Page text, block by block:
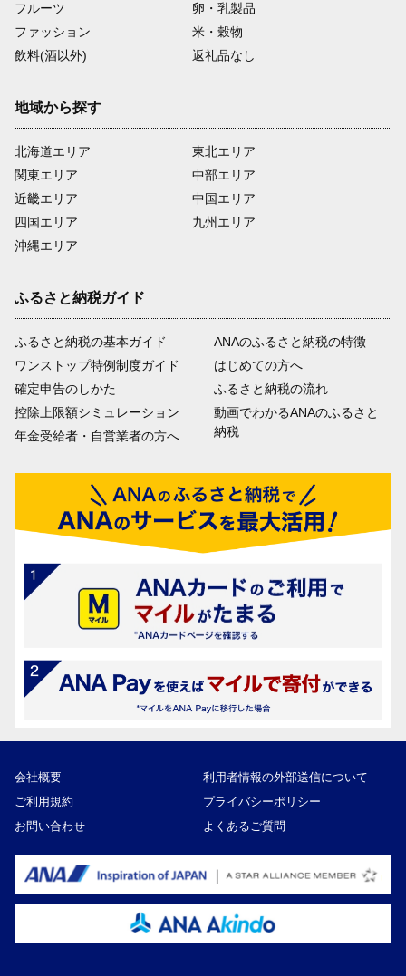
フルーツ
卵・乳製品
ファッション
米・穀物
飲料(酒以外)
返礼品なし
地域から探す
北海道エリア
関東エリア
近畿エリア
四国エリア
沖縄エリア
東北エリア
中部エリア
中国エリア
九州エリア
ふるさと納税ガイド
ふるさと納税の基本ガイド
ワンストップ特例制度ガイド
確定申告のしかた
控除上限額シミュレーション
年金受給者・自営業者の方へ
ANAのふるさと納税の特徴
はじめての方へ
ふるさと納税の流れ
動画でわかるANAのふるさと
納税
会社概要
利用者情報の外部送信について
ご利用規約
プライバシーポリシー
お問い合わせ
よくあるご質問